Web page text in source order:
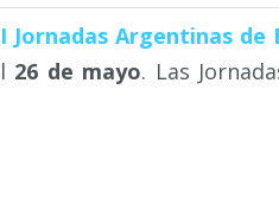
Jornadas Argentinas
26 de mayo. Las